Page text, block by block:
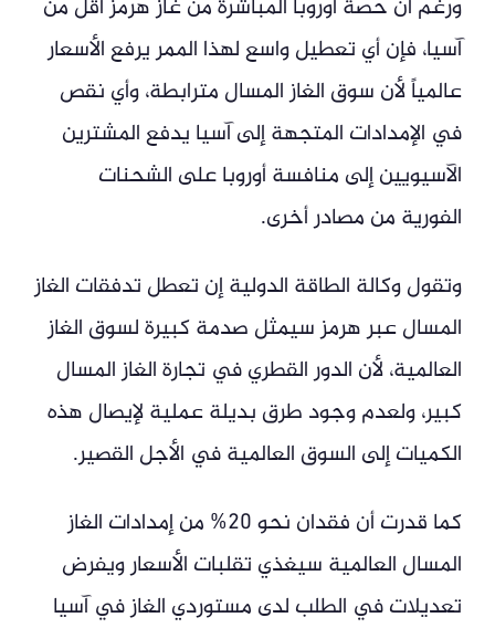
ورغم أن حصة أوروبا المباشرة من غاز هرمز أقل من
آسيا، فإن أي تعطيل واسع لهذا الممر يرفع الأسعار
عالمياً لأن سوق الغاز المسال مترابطة، وأي نقص
في الإمدادات المتجهة إلى آسيا يدفع المشترين
الآسيويين إلى منافسة أوروبا على الشحنات
الفورية من مصادر أخرى.
وتقول وكالة الطاقة الدولية إن تعطل تدفقات الغاز
المسال عبر هرمز سيمثل صدمة كبيرة لسوق الغاز
العالمية، لأن الدور القطري في تجارة الغاز المسال
كبير، ولعدم وجود طرق بديلة عملية لإيصال هذه
الكميات إلى السوق العالمية في الأجل القصير.
كما قدرت أن فقدان نحو 20% من إمدادات الغاز
المسال العالمية سيغذي تقلبات الأسعار ويفرض
تعديلات في الطلب لدى مستوردي الغاز في آسيا